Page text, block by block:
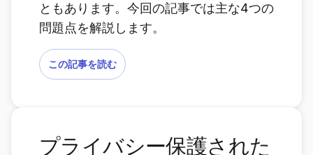
ともあります。今回の記事では主な4つの
問題点を解説します。
この記事を読む
プライバシー保護された